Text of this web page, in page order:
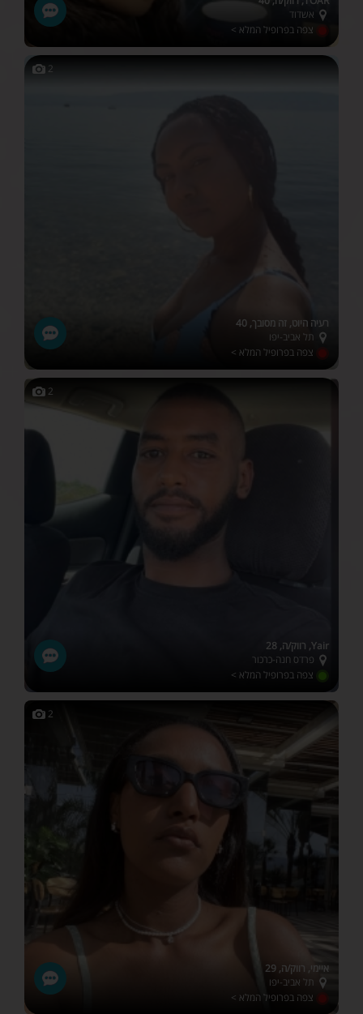
אשדוד
צפה בפרופיל המלא >
2
רעיה היוט, זה מסובך, 40
תל אביב-יפו
צפה בפרופיל המלא >
2
Yair, רווק/ה, 28
פרדס חנה-כרכור
צפה בפרופיל המלא >
2
איימי, רווק/ה, 29
תל אביב-יפו
צפה בפרופיל המלא >